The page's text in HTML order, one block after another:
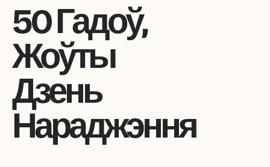
50 Гадоў,
Жоўты
Дзень
Нараджэння